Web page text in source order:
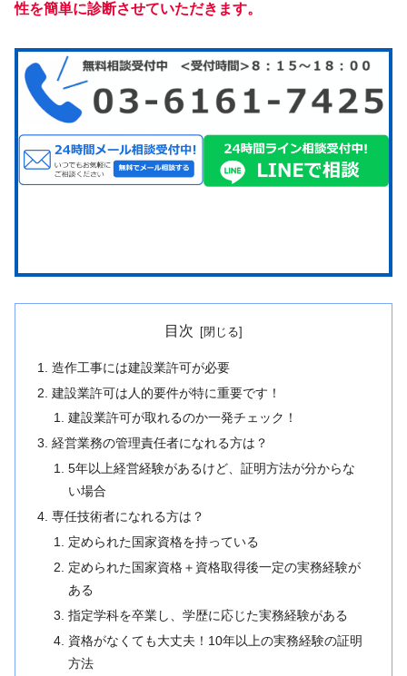
性を簡単に診断させていただきます。
目次
造作工事には建設業許可が必要
建設業許可は人的要件が特に重要です！
建設業許可が取れるのか一発チェック！
経営業務の管理責任者になれる方は？
5年以上経営経験があるけど、証明方法が分からな
い場合
専任技術者になれる方は？
定められた国家資格を持っている
定められた国家資格＋資格取得後一定の実務経験が
ある
指定学科を卒業し、学歴に応じた実務経験がある
資格がなくても大丈夫！10年以上の実務経験の証明
方法